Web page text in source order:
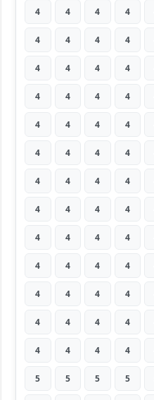
4 4 4 4
4 4 4 4
4 4 4 4
4 4 4 4
4 4 4 4
4 4 4 4
4 4 4 4
4 4 4 4
4 4 4 4
4 4 4 4
4 4 4 4
4 4 4 4
4 4 4 4
5 5 5 5